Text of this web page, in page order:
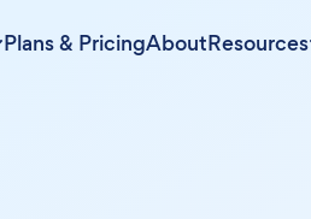
Plans & PricingAboutResources